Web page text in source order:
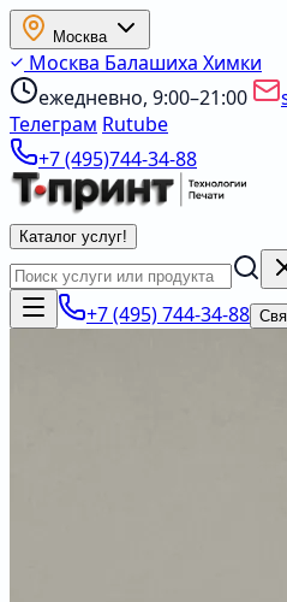
Москва
Москва Балашиха Химки
ежедневно, 9:00–21:00
Телеграм Rutube
+7 (495)744-34-88
Каталог услуг!
+7 (495) 744-34-88